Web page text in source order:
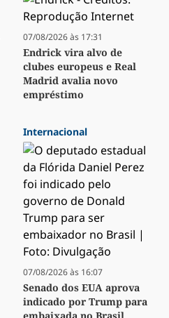
07/08/2026 às 17:31
Endrick vira alvo de
clubes europeus e Real
Madrid avalia novo
empréstimo
Internacional
07/08/2026 às 16:07
Senado dos EUA aprova
indicado por Trump para